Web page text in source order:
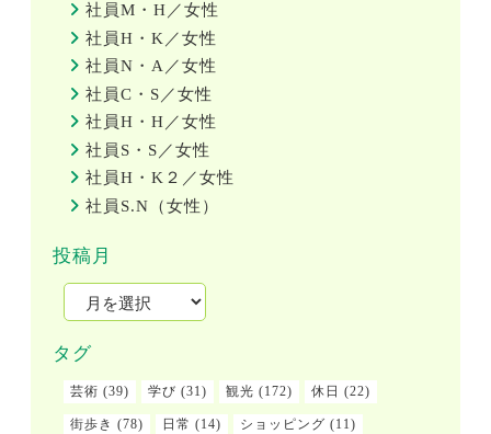
社員M・H／女性
社員H・K／女性
社員N・A／女性
社員C・S／女性
社員H・H／女性
社員S・S／女性
社員H・K２／女性
社員S.N（女性）
投稿月
タグ
芸術 (39) 学び (31) 観光 (172) 休日 (22)
街歩き (78) 日常 (14) ショッピング (11)